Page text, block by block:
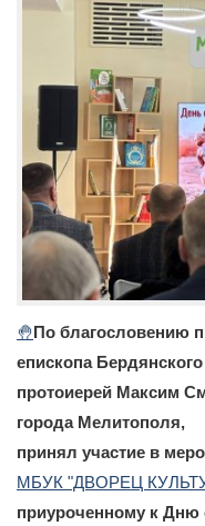
🤚По благословению
епископа
протоиерей Максим
города Мелитополя,
принял участие в
МБУК "ДВОРЕЦ
приуроченному к Дню